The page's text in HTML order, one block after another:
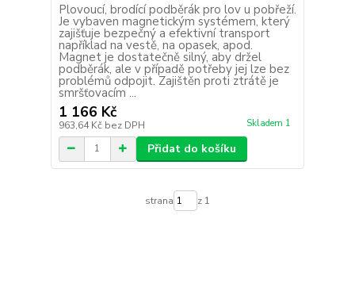
Plovoucí, brodící podběrák pro lov u pobřeží.
Je vybaven magnetickým systémem, který
zajišťuje bezpečný a efektivní transport
například na vestě, na opasek, apod.
Magnet je dostatečně silný, aby držel
podběrák, ale v případě potřeby jej lze bez
problémů odpojit. Zajištěn proti ztrátě je
smršťovacím ...
1 166 Kč
963,64 Kč bez DPH Skladem 1
Přidat do košíku
strana z 1